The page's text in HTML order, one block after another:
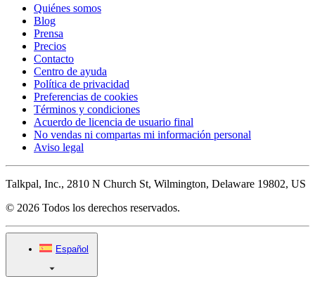
Quiénes somos
Blog
Prensa
Precios
Contacto
Centro de ayuda
Política de privacidad
Preferencias de cookies
Términos y condiciones
Acuerdo de licencia de usuario final
No vendas ni compartas mi información personal
Aviso legal
Talkpal, Inc., 2810 N Church St, Wilmington, Delaware 19802, US
© 2026 Todos los derechos reservados.
Español